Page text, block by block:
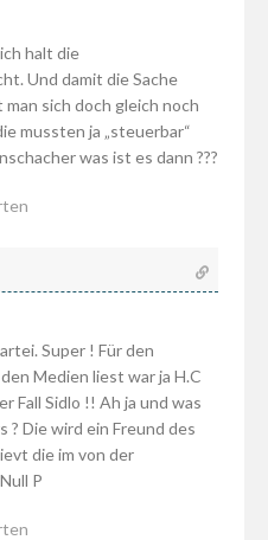
halt die
Und damit die Sache
sich doch gleich noch
mussten ja „steuerbar“
was ist es dann ???
Super ! Für den
Medien liest war ja H.C
Fall Sidlo !! Ah ja und was
? Die wird ein Freund des
die im von der
P